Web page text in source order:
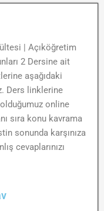
| Açıköğretim
2 Dersine ait
aşağıdaki
Ders linklerine
online
sıra konu kavrama
sonunda karşınıza
cevaplarınızı